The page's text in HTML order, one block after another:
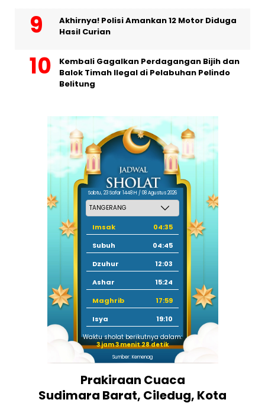
Akhirnya! Polisi Amankan 12 Motor Diduga
Hasil Curian
Kembali Gagalkan Perdagangan Bijih dan
Balok Timah Ilegal di Pelabuhan Pelindo
Belitung
Sabtu, 23 Safar 1448 H / 08 Agustus 2026
Imsak
04:35
Subuh
04:45
Dzuhur
12:03
Ashar
15:24
Maghrib
17:59
Isya
19:10
Waktu sholat berikutnya dalam:
3 jam 3 menit 27 detik
Sumber: Kemenag
Prakiraan Cuaca
Sudimara Barat, Ciledug, Kota